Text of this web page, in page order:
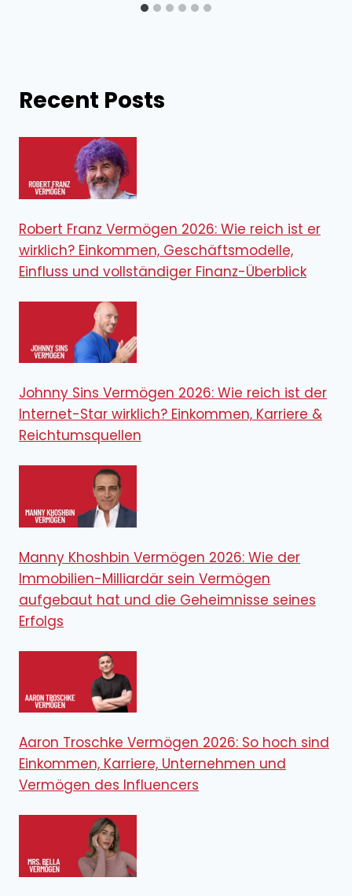
Recent Posts
Robert Franz Vermögen 2026: Wie reich ist er
wirklich? Einkommen, Geschäftsmodelle,
Einfluss und vollständiger Finanz-Überblick
Johnny Sins Vermögen 2026: Wie reich ist der
Internet-Star wirklich? Einkommen, Karriere &
Reichtumsquellen
Manny Khoshbin Vermögen 2026: Wie der
Immobilien-Milliardär sein Vermögen
aufgebaut hat und die Geheimnisse seines
Erfolgs
Aaron Troschke Vermögen 2026: So hoch sind
Einkommen, Karriere, Unternehmen und
Vermögen des Influencers